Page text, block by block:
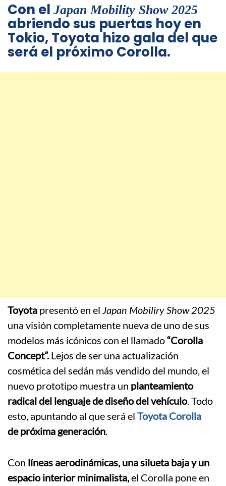
Con el Japan Mobility Show 2025
abriendo sus puertas hoy en
Tokio, Toyota hizo gala del que
será el próximo Corolla.
Toyota presentó en el Japan Mobiliry Show 2025
una visión completamente nueva de uno de sus
modelos más icónicos con el llamado“Corolla
Concept”.Lejos de ser una actualización
cosmética del sedán más vendido del mundo, el
nuevo prototipo muestra un planteamiento
radical del lenguaje de diseño del vehículo. Todo
esto, apuntando al que será el Toyota Corolla
de próxima generación.
Con líneas aerodinámicas, una silueta baja y un
espacio interior minimalista,el Corolla pone en